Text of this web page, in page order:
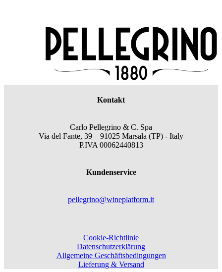
Kontakt
Carlo Pellegrino & C. Spa
Via del Fante, 39 – 91025 Marsala (TP) - Italy
P.IVA 00062440813
Kundenservice
pellegrino@wineplatform.it
Cookie-Richtlinie
Datenschutzerklärung
Allgemeine Geschäftsbedingungen
Lieferung & Versand